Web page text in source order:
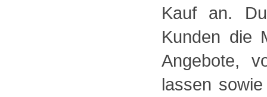
Kauf an.
Kunden die
Angebote,
lassen